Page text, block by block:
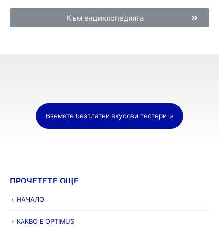
Към енциклопедията
Вземете безплатни вкусови тестери
ПРОЧЕТЕТЕ ОЩЕ
НАЧАЛО
КАКВО Е OPTIMUS